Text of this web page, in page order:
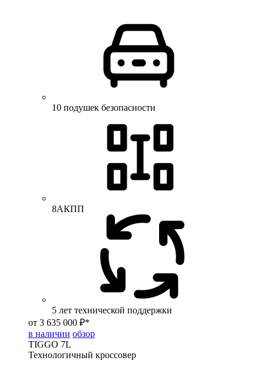
10 подушек безопасности
8АКПП
5 лет технической поддержки
от 3 635 000 ₽*
в наличии обзор
TIGGO 7L
Технологичный кроссовер